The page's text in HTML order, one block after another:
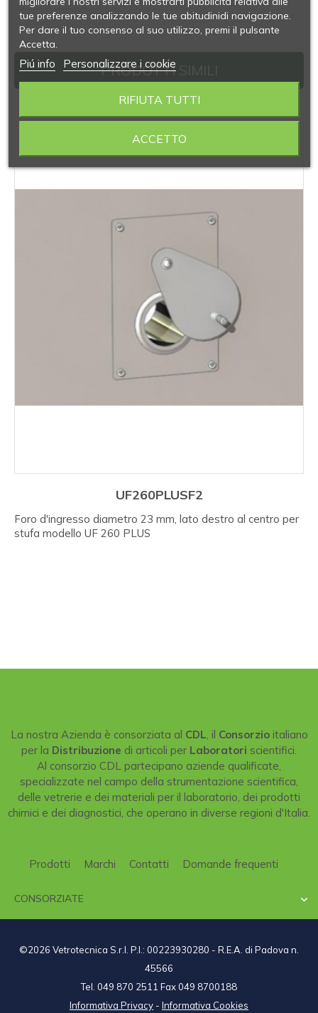
PRODOTTI SIMILI
UF260PLUSF2
Foro d'ingresso diametro 23 mm, lato destro al centro per
stufa modello UF 260 PLUS
‹ ›
La nostra Azienda è consorziata al CDL, il Consorzioitaliano
per la Distribuzione di articoli per Laboratori scientifici.
Al consorzio CDL partecipano aziende qualificate,
specializzate nel campo della strumentazione scientifica,
delle vetrerie e dei materiali per il laboratorio, dei prodotti
chimici e dei diagnostici, che operano in diverse regioni d'Italia.
Prodotti Marchi Contatti Domande frequenti
CONSORZIATE 
tue preferenze analizzando le tue abitudinidi navigazione.
Per dare il tuo consenso al suo utilizzo, premi il pulsante
Accetta.
Piú info Personalizzare i cookie
RIFIUTA TUTTI
ACCETTO
©2026 Vetrotecnica S.r.l. P.I.: 00223930280 - R.E.A. di Padova n.
45566
Tel. 049 870 2511 Fax 049 8700188
Informativa Privacy - Informativa Cookies